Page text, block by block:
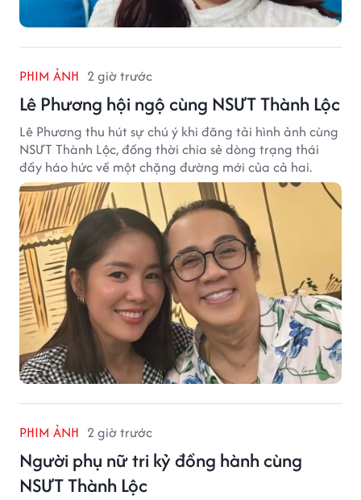
PHIM ẢNH 2 giờ trước
Lê Phương hội ngộ cùng NSƯT Thành Lộc
Lê Phương thu hút sự chú ý khi đăng tải hình ảnh cùng
NSƯT Thành Lộc, đồng thời chia sẻ dòng trạng thái
đầy háo hức về một chặng đường mới của cả hai.
PHIM ẢNH 2 giờ trước
Người phụ nữ tri kỷ đồng hành cùng
NSƯT Thành Lộc